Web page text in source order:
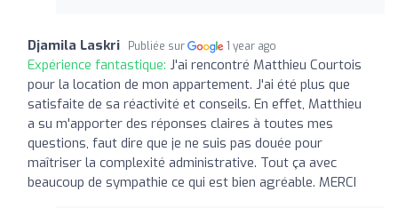
Djamila Laskri Publiée sur 1 year ago
Expérience fantastique: J'ai rencontré Matthieu Courtois
pour la location de mon appartement. J'ai été plus que
satisfaite de sa réactivité et conseils. En effet, Matthieu
a su m'apporter des réponses claires à toutes mes
questions, faut dire que je ne suis pas douée pour
maîtriser la complexité administrative. Tout ça avec
beaucoup de sympathie ce qui est bien agréable. MERCI